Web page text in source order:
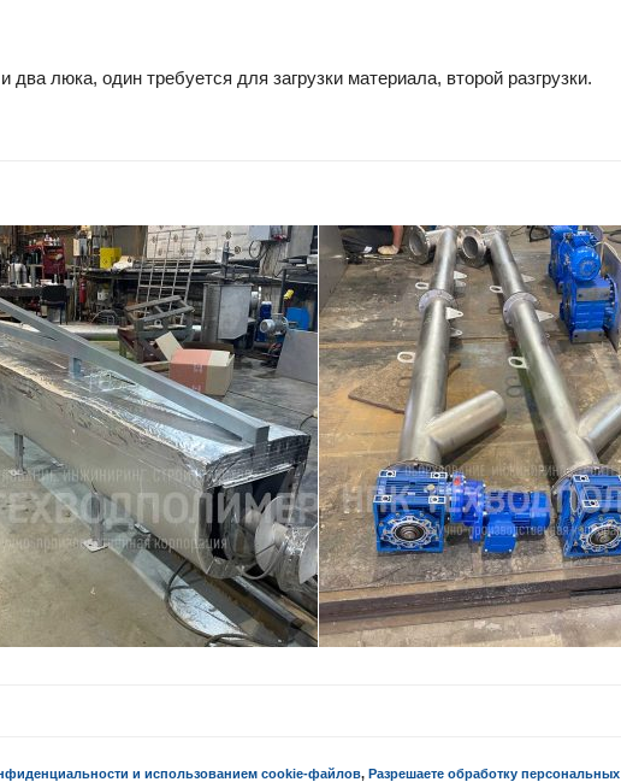
люка, один требуется для загрузки материала, второй разгрузки.
и использованием cookie-файлов, Разрешаете обработку